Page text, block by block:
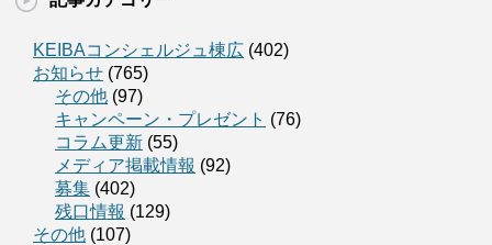
KEIBAコンシェルジュ棟広 (402)
お知らせ (765)
その他 (97)
キャンペーン・プレゼント (76)
コラム更新 (55)
メディア掲載情報 (92)
募集 (402)
残口情報 (129)
その他 (107)